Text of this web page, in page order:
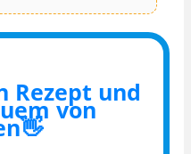
Rezept und
von